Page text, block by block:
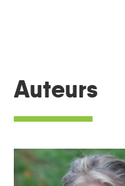
Auteurs